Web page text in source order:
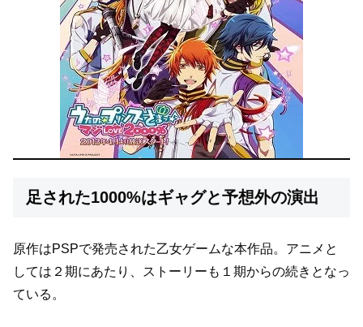
足された1000%はギャグと予想外の演出
原作はPSPで発売された乙女ゲームな本作品。 アニメと
しては２期にあたり、ストーリーも１期からの続きとなっ
ている。